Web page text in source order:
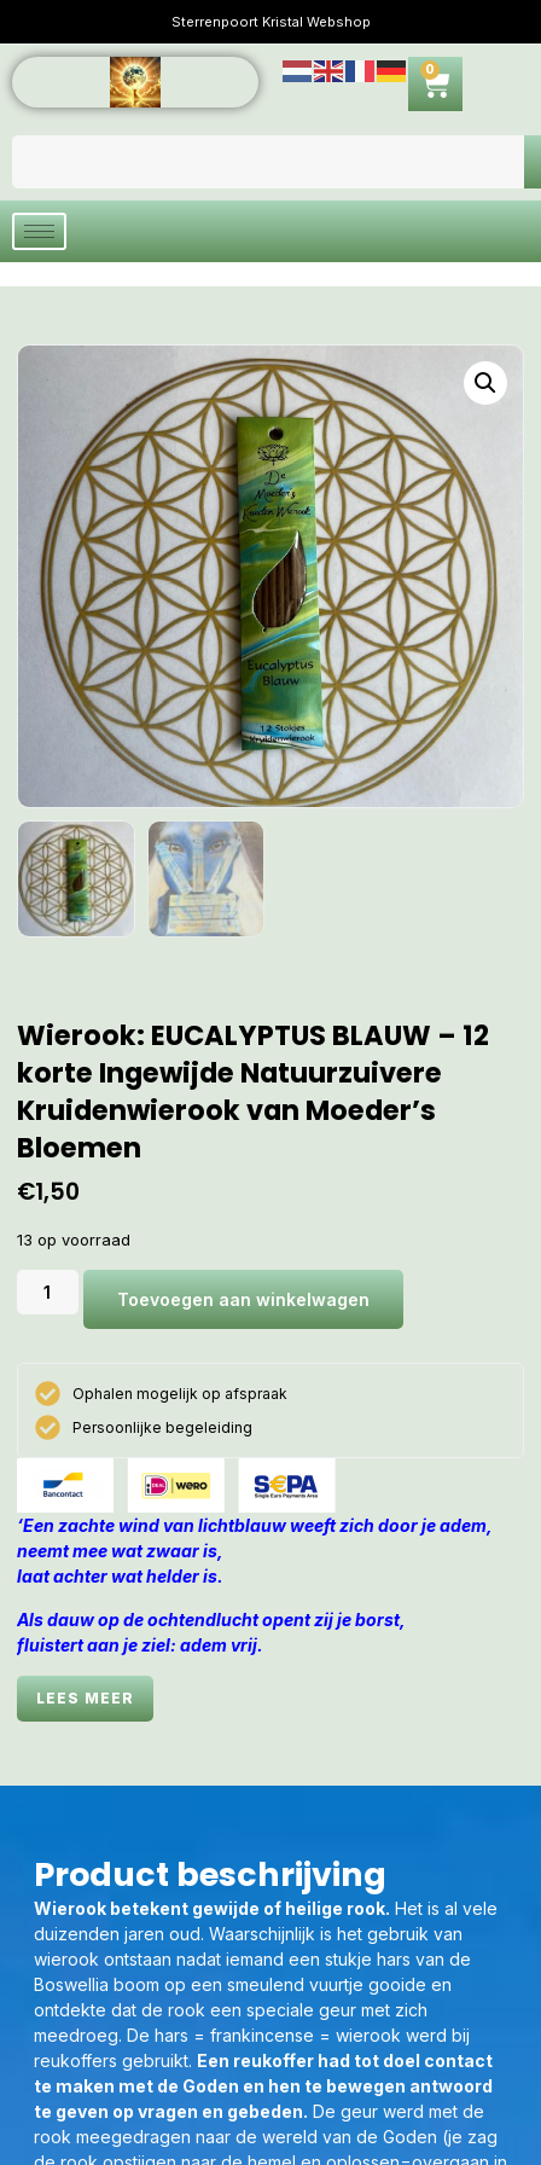
Sterrenpoort Kristal Webshop
0
Wierook: EUCALYPTUS BLAUW – 12
korte Ingewijde Natuurzuivere
Kruidenwierook van Moeder’s
Bloemen
€1,50
13 op voorraad
Toevoegen aan winkelwagen
Ophalen mogelijk op afspraak
Persoonlijke begeleiding
‘Een zachte wind van lichtblauw weeft zich door je adem,
neemt mee wat zwaar is,
laat achter wat helder is.
Als dauw op de ochtendlucht opent zij je borst,
fluistert aan je ziel: adem vrij.
Eucalyptus Blauw — de bries
die de sluier van het oude optilt
De geur van Eucalyptus Blauw wierook werkt op meerdere
niveaus — fysiek, mentaal en energetisch — als een frisse
golf van zuivering en helderheid.
Fysiek:
De koele, licht kruidige geur opent de luchtwegen, maakt
de ademhaling dieper en geeft een gevoel van ruimte in
borst en hoofd. Het stimuleert de zuurstofopname en kan
spanning in het hoofdgebied verlichten.
Mentaal:
LEES MEER
Product beschrijving
Wierook betekent gewijde of heilige rook. Het is al vele
duizenden jaren oud. Waarschijnlijk is het gebruik van
wierook ontstaan nadat iemand een stukje hars van de
Boswellia boom op een smeulend vuurtje gooide en
ontdekte dat de rook een speciale geur met zich
meedroeg. De hars = frankincense = wierook werd bij
reukoffers gebruikt. Een reukoffer had tot doel contact
te maken met de Goden en hen te bewegen antwoord
te geven op vragen en gebeden. De geur werd met de
rook meegedragen naar de wereld van de Goden (je zag